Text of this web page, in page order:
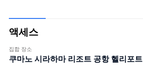
액세스
집합 장소
쿠마노 시라하마 리조트 공항 헬리포트